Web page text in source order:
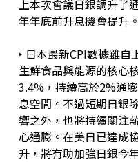
上本次會議日銀調升了
年年底前升息機會提升。
‣ 日本最新CPI數據雖
生鮮食品與能源的核心
3.4%，持續高於2%通
息空間。不過短期日銀
響之外，也將持續關注
心通膨。在美日已達成
升，將有助加強日銀今